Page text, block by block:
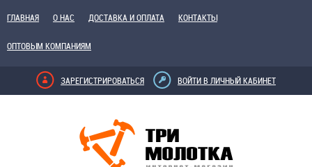
ГЛАВНАЯ О НАС ДОСТАВКА И ОПЛАТА КОНТАКТЫ
ОПТОВЫМ КОМПАНИЯМ
ЗАРЕГИСТРИРОВАТЬСЯ ВОЙТИ В ЛИЧНЫЙ КАБИНЕТ